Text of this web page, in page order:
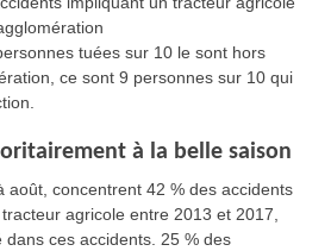
tuées sur 10 le sont hors
ce sont 9 personnes sur 10 qui
à la belle saison
août, concentrent 42 % des accidents
agricole entre 2013 et 2017,
ces accidents. 25 % des